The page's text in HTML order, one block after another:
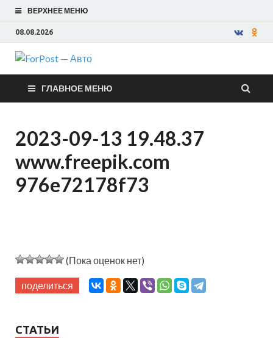
ВЕРХНЕЕ МЕНЮ
08.08.2026
ForPost —
Авто
ГЛАВНОЕ МЕНЮ
2023-09-13 19.48.37
www.freepik.com
976e72178f73
(Пока оценок нет)
поделиться
СТАТЬИ